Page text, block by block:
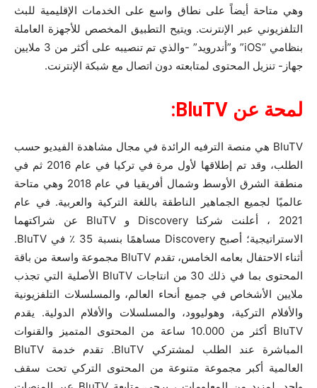
وهي متاحة أيضاً على نطاق واسع على الخدمات الإقليمية للبث
التلفزيوني عبر الإنترنت. ويتيح التطبيق المخصص للأجهزة العاملة
بنظامي “iOS” و”أندرويد” -والذي تم تنصيبه على أكثر من 3 ملايين
جهاز- تنزيل المحتوى لمتابعته دون اتصال مع شبكة الإنترنت.
لمحة عن BluTV
:
BluTV هي منصة الترفيه الرائدة في مجال مشاهدة الفيديو حسب
الطلب، وقد تم إطلاقها لأول مرة في تركيا في عام 2016 ثم في
منطقة الشرق الأوسط وشمال أفريقيا في عام 2018 وهي متاحة
عالميًا لجميع الجماهير الناطقة باللغة التركية والعربية. في عام
2021 ، أعلنت شركتا Discovery و BluTV عن شراكتهما
الاستراتيجية؛ أصبح Discovery مساهمًا بنسبة 35 ٪ في BluTV.
أثناء الاحتفال بعامه الخامس، تقدم BluTV مجموعة واسعة من باقة
المحتوى بما في ذلك 30 من انتاجات BluTV الأصلية التي تجذب
ملايين الأشخاص في جميع أنحاء العالم، والمسلسلات التلفزيونية
والأفلام التركية، وهوليوود، والمسلسلات والأفلام الدولية. يقدم
BluTV أكثر من 10.000 ساعة من المحتوى المتميز والقنوات
المباشرة عند الطلب لمشتركي BluTV. تقدم خدمة BluTV
العالمية أكبر مجموعة متنوعة من المحتوى التركي تحت سقف